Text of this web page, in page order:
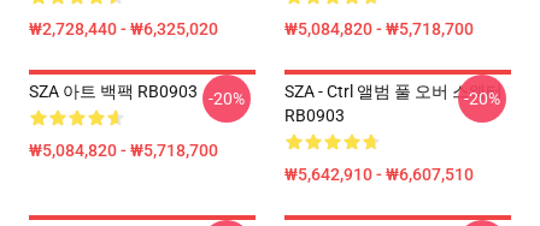
₩2,728,440 - ₩6,325,020 ₩5,084,820 - ₩5,718,700
SZA 아트 백팩 RB0903
₩5,084,820 - ₩5,718,700
-20%
SZA - Ctrl 앨범 풀 오버 스웨터
RB0903
₩5,642,910 - ₩6,607,510
-20%